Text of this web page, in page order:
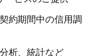
約期間中の信用調
析、統計など